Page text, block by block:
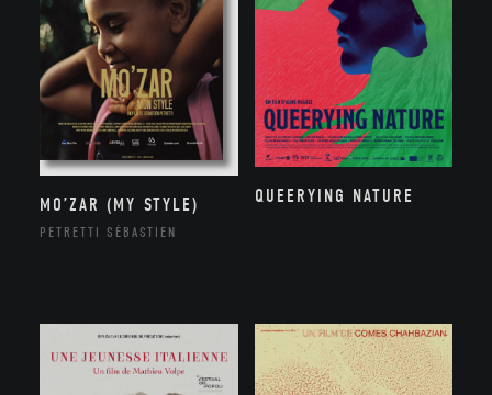
MO’ZAR (MY STYLE)
PETRETTI SÉBASTIEN
QUEERYING NATURE